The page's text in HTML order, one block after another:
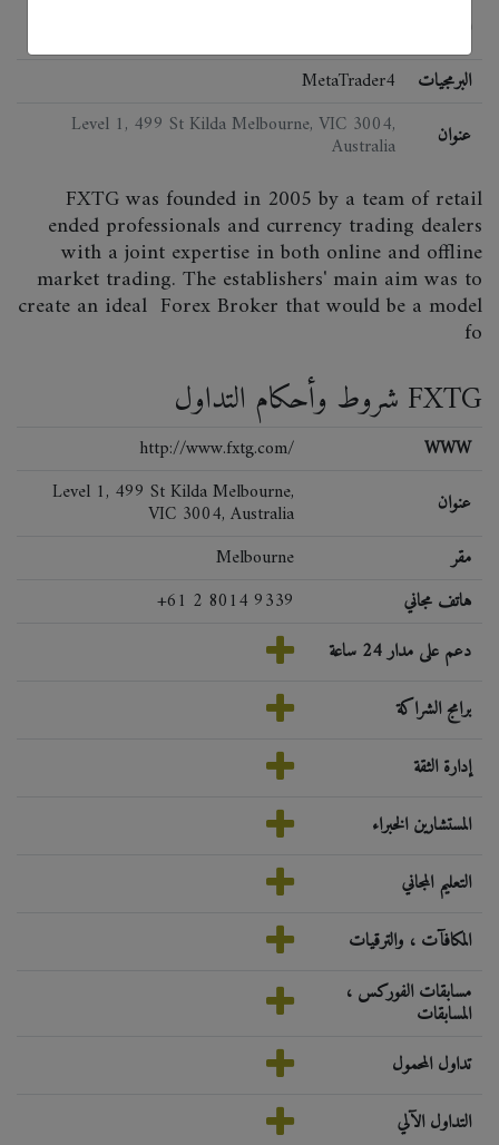
MetaTrader4
البرمجيات
Level 1, 499 St Kilda Melbourne, VIC 3004,
Australia عنوان
FXTG was founded in 2005 by a team of retail
ended professionals and currency trading dealers
with a joint expertise in both online and offline
market trading. The establishers' main aim was to
create an ideal Forex Broker that would be a model
fo
شروط وأحكام التداول FXTG
http://www.fxtg.com/
WWW
Level 1, 499 St Kilda Melbourne,
VIC 3004, Australia
عنوان
Melbourne
مقر
+61 2 8014 9339
هاتف مجاني
دعم على مدار 24 ساعة
برامج الشراكة
إدارة الثقة
المستشارين الخبراء
التعليم المجاني
المكافآت ، والترقيات
مسابقات الفوركس ،
المسابقات
تداول المحمول
التداول الآلي